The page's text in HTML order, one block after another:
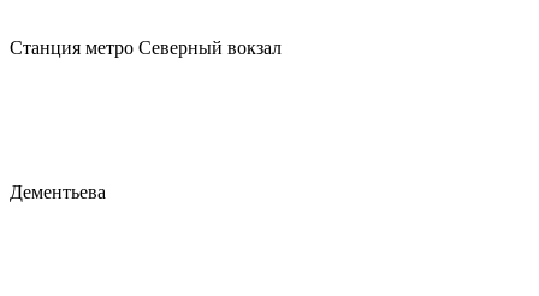
Станция метро Северный вокзал
Дементьева